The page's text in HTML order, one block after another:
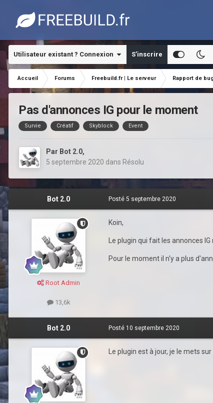
Utilisateur existant ? Connexion S’inscrire
Accueil Forums Freebuild.fr | Le serveur Rapport de
Pas d'annonces IG pour le moment
Survie Créatif Skyblock Event
Par Bot 2.0,
5 septembre 2020 dans Résolu
Bot 2.0
Root Admin
13,6k
Posté 5 septembre 2020
Koin,
Le plugin qui fait les annonces
Pour le moment il n'y a plus
Bot 2.0 Posté 10 septembre 2020
Le plugin est à jour, je le mets